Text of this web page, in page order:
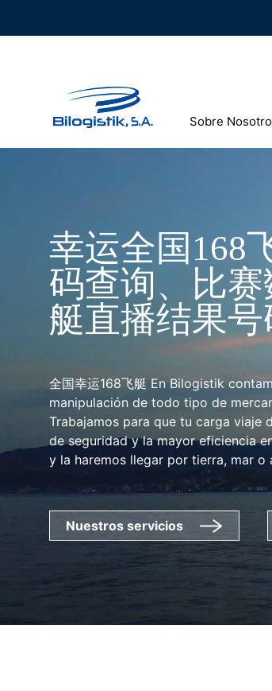
Sobre
幸运全国168
码查询、比
艇直播结果号
全国幸运168飞艇 En Bilogistik
manipulación de todo tipo de
Trabajamos para que tu carga viaje
de seguridad y la mayor eficiencia
y la haremos llegar por tierra, mar
Nuestros servicios